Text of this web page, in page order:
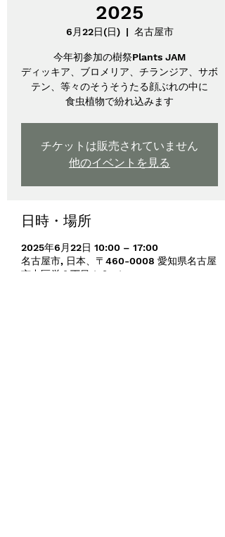
2025
6月22日(日)
  |
名古屋市
今年初参加の樹祭Plants JAM
ディッキア、ブロメリア、チランジア、サボ
テン、等々のそうそうたる顔ぶれの中に
食虫植物で紛れ込みます
チケットは販売されていません
他のイベントを見る
日時・場所
2025年6月22日 10:00 – 17:00
名古屋市, 日本、〒460-0008 愛知県名古屋
市中区栄３丁目１８−１